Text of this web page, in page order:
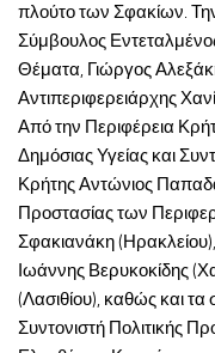
πλούτο των Σφακίων.
Σύμβουλος
Θέματα, Γιώργος
Αντιπεριφερειάρχης
Από την Περιφέρεια
Δημόσιας Υγείας και
Κρήτης Αντώνιος
Προστασίας των
Σφακιανάκη
Ιωάννης Βερυκοκίδης
(Λασιθίου), καθώς και
Συντονιστή Πολιτικής